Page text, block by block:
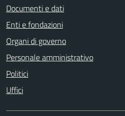
Documenti e dati
Enti e fondazioni
Organi di governo
Personale amministrativo
Politici
Uffici